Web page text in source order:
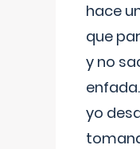
hace
que
y no
enfada.
yo